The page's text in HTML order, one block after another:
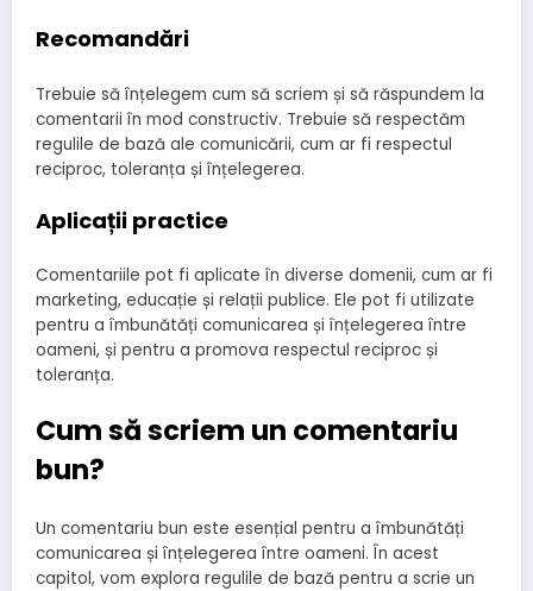
Recomandări
Trebuie să înțelegem cum să scriem și să răspundem la
comentarii în mod constructiv. Trebuie să respectăm
regulile de bază ale comunicării, cum ar fi respectul
reciproc, toleranța și înțelegerea.
Aplicații practice
Comentariile pot fi aplicate în diverse domenii, cum ar fi
marketing, educație și relații publice. Ele pot fi utilizate
pentru a îmbunătăți comunicarea și înțelegerea între
oameni, și pentru a promova respectul reciproc și
toleranța.
Cum să scriem un comentariu
bun?
Un comentariu bun este esențial pentru a îmbunătăți
comunicarea și înțelegerea între oameni. În acest
capitol, vom explora regulile de bază pentru a scrie un